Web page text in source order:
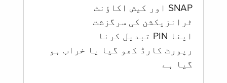
SNAP اور کیش اکاؤنٹ
ٹرانزیکشن کی سرگزشت
اپنا PIN تبدیل کرنا
رپورٹ کارڈ کھو گیا یا خراب ہو
گيا ہے